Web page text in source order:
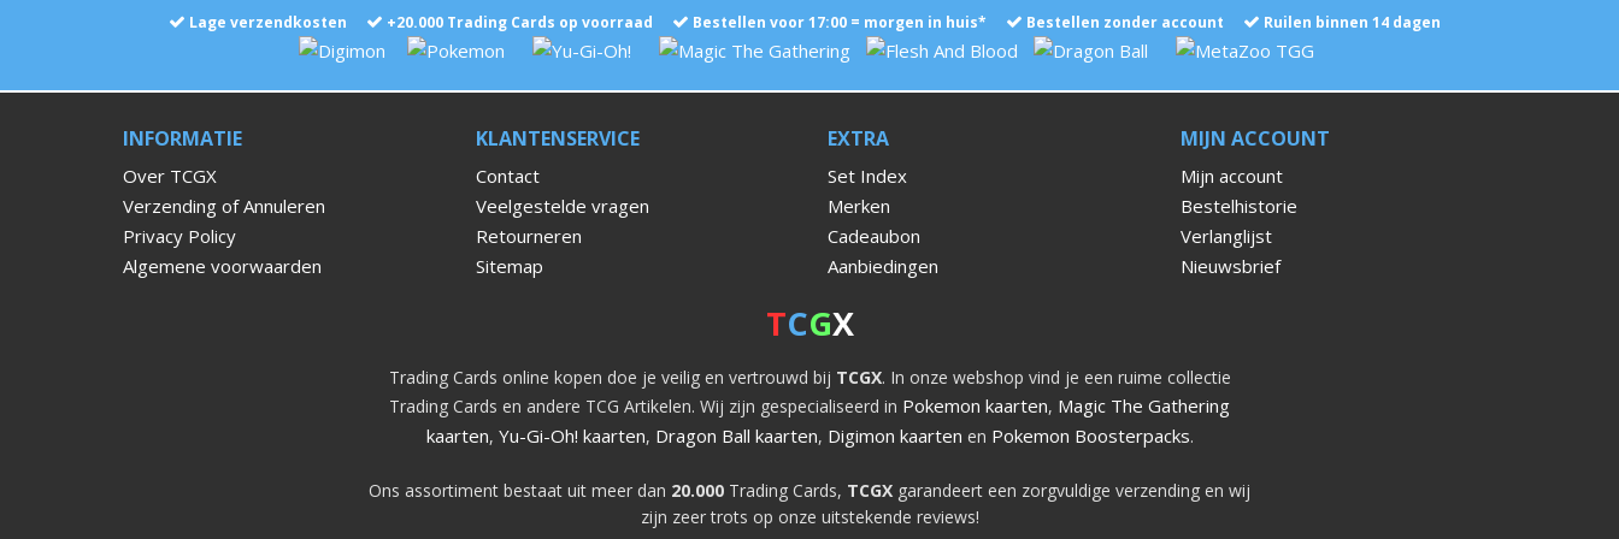
Lage verzendkosten +20.000 Trading Cards op voorraad Bestellen voor 17:00 = morgen in huis* Bestellen zonder account Ruilen binnen 14 dagen
INFORMATIE
Over TCGX
Verzending of Annuleren
Privacy Policy
Algemene voorwaarden
KLANTENSERVICE
Contact
Veelgestelde vragen
Retourneren
Sitemap
EXTRA
Set Index
Merken
Cadeaubon
Aanbiedingen
MIJN ACCOUNT
Mijn account
Bestelhistorie
Verlanglijst
Nieuwsbrief
TCGX
Trading Cards online kopen doe je veilig en vertrouwd bij TCGX. In onze webshop vind je een ruime collectie
Trading Cards en andere TCG Artikelen. Wij zijn gespecialiseerd in Pokemon kaarten, Magic The Gathering
kaarten, Yu-Gi-Oh! kaarten, Dragon Ball kaarten, Digimon kaarten en Pokemon Boosterpacks.
Ons assortiment bestaat uit meer dan 20.000 Trading Cards, TCGX garandeert een zorgvuldige verzending en wij
zijn zeer trots op onze uitstekende reviews!